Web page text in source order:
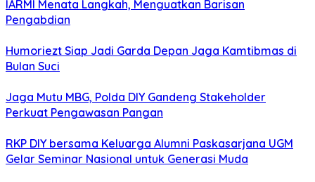
IARMI Menata Langkah, Menguatkan Barisan
Pengabdian
Humoriezt Siap Jadi Garda Depan Jaga Kamtibmas di
Bulan Suci
Jaga Mutu MBG, Polda DIY Gandeng Stakeholder
Perkuat Pengawasan Pangan
RKP DIY bersama Keluarga Alumni Paskasarjana UGM
Gelar Seminar Nasional untuk Generasi Muda